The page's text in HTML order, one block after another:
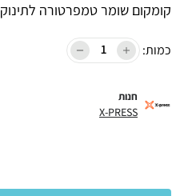
קומקום שומר טמפרטורה לתינוק BABYK BK 1000 יבואן רשמי
כמות:
חנות
X-PRESS